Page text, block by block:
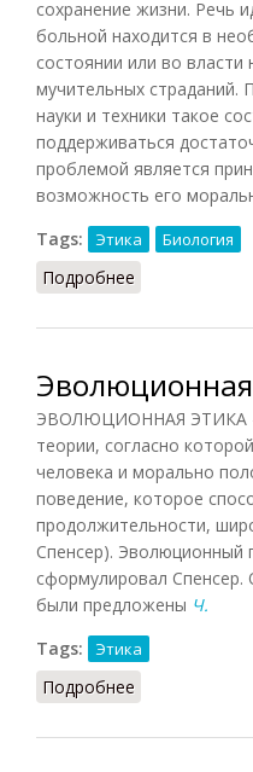
сохранение жизни. Речь
больной находится в
состоянии или во
мучительных страданий.
науки и техники такое
поддерживаться
проблемой является
возможность его
Tags:
Этика Биология
Подробнее
Эволюционная
ЭВОЛЮЦИОННАЯ ЭТИКА -
теории, согласно
человека и морально
поведение, которое
продолжительности,
Спенсер). Эволюционный
сформулировал Спенсер.
были предложены Ч.
Tags:
Этика
Подробнее